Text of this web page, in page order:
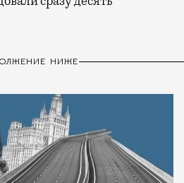
НИЖЕ